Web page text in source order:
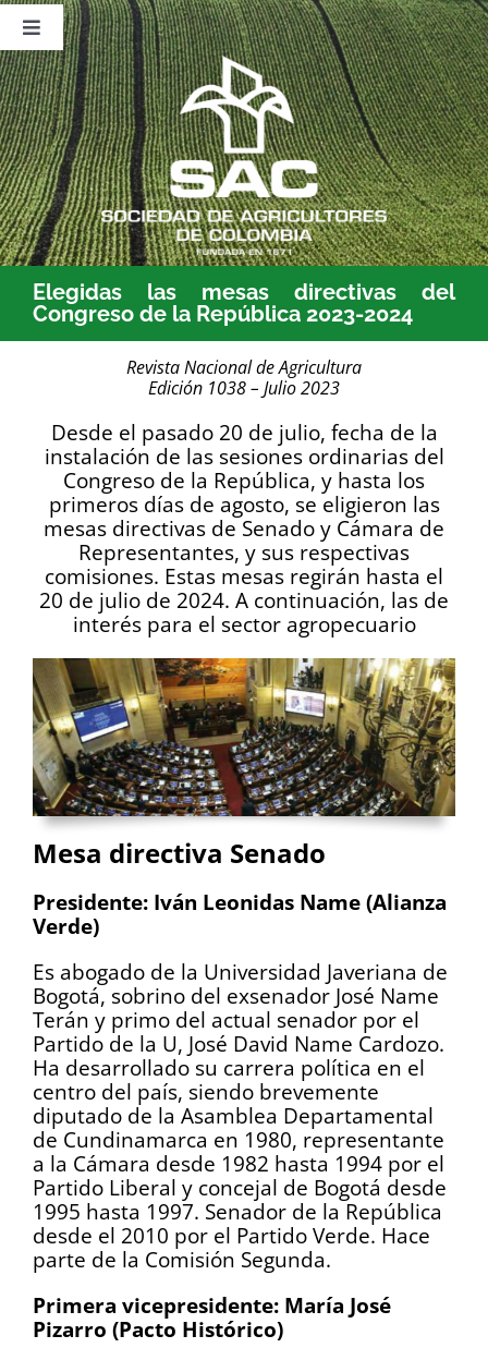
Saltar
contenido
Toggle
Navigation
Nosotros
Publicaciones
Sala de Prensa
Eventos
Elegidas las mesas directivas del
Congreso de la República 2023-2024
Revista Nacional de Agricultura
Edición 1038 – Julio 2023
Desde el pasado 20 de julio, fecha de la
instalación de las sesiones ordinarias del
Congreso de la República, y hasta los
primeros días de agosto, se eligieron las
mesas directivas de Senado y Cámara de
Representantes, y sus respectivas
comisiones. Estas mesas regirán hasta el
20 de julio de 2024. A continuación, las de
interés para el sector agropecuario
Mesa directiva Senado
Presidente: Iván Leonidas Name (Alianza
Verde)
Es abogado de la Universidad Javeriana de
Bogotá, sobrino del exsenador José Name
Terán y primo del actual senador por el
Partido de la U, José David Name Cardozo.
Ha desarrollado su carrera política en el
centro del país, siendo brevemente
diputado de la Asamblea Departamental
de Cundinamarca en 1980, representante
a la Cámara desde 1982 hasta 1994 por el
Partido Liberal y concejal de Bogotá desde
1995 hasta 1997. Senador de la República
desde el 2010 por el Partido Verde. Hace
parte de la Comisión Segunda.
Primera vicepresidente: María José
Pizarro (Pacto Histórico)